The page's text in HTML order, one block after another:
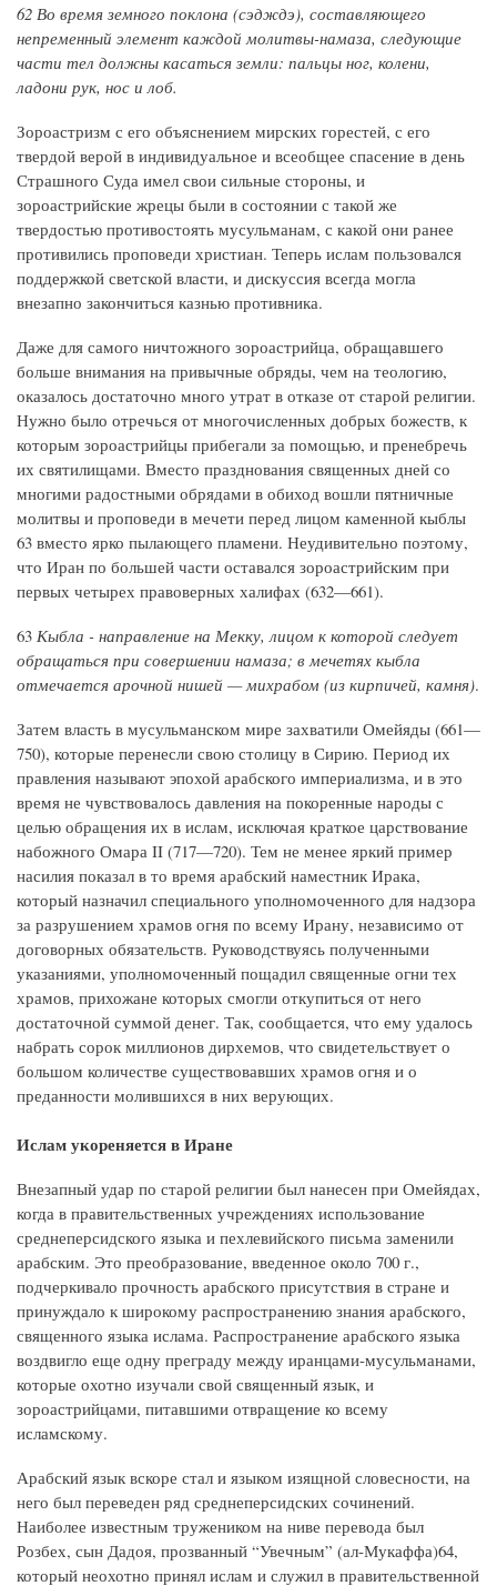
62 Во время земного поклона (сэдждэ), составляющего
непременный элемент каждой молитвы-намаза, следующие
части тел должны касаться земли: пальцы ног, колени,
ладони рук, нос и лоб.
Зороастризм с его объяснением мирских горестей, с его
твердой верой в индивидуальное и всеобщее спасение в день
Страшного Суда имел свои сильные стороны, и
зороастрийские жрецы были в состоянии с такой же
твердостью противостоять мусульманам, с какой они ранее
противились проповеди христиан. Теперь ислам пользовался
поддержкой светской власти, и дискуссия всегда могла
внезапно закончиться казнью противника.
Даже для самого ничтожного зороастрийца, обращавшего
больше внимания на привычные обряды, чем на теологию,
оказалось достаточно много утрат в отказе от старой религии.
Нужно было отречься от многочисленных добрых божеств, к
которым зороастрийцы прибегали за помощью, и пренебречь
их святилищами. Вместо празднования священных дней со
многими радостными обрядами в обиход вошли пятничные
молитвы и проповеди в мечети перед лицом каменной кыблы
63 вместо ярко пылающего пламени. Неудивительно поэтому,
что Иран по большей части оставался зороастрийским при
первых четырех правоверных халифах (632—661).
63 Кыбла - направление на Мекку, лицом к которой следует
обращаться при совершении намаза; в мечетях кыбла
отмечается арочной нишей — михрабом (из кирпичей, камня).
Затем власть в мусульманском мире захватили Омейяды (661—
750), которые перенесли свою столицу в Сирию. Период их
правления называют эпохой арабского империализма, и в это
время не чувствовалось давления на покоренные народы с
целью обращения их в ислам, исключая краткое царствование
набожного Омара II (717—720). Тем не менее яркий пример
насилия показал в то время арабский наместник Ирака,
который назначил специального уполномоченного для надзора
за разрушением храмов огня по всему Ирану, независимо от
договорных обязательств. Руководствуясь полученными
указаниями, уполномоченный пощадил священные огни тех
храмов, прихожане которых смогли откупиться от него
достаточной суммой денег. Так, сообщается, что ему удалось
набрать сорок миллионов дирхемов, что свидетельствует о
большом количестве существовавших храмов огня и о
преданности молившихся в них верующих.
Ислам укореняется в Иране
Внезапный удар по старой религии был нанесен при Омейядах,
когда в правительственных учреждениях использование
среднеперсидского языка и пехлевийского письма заменили
арабским. Это преобразование, введенное около 700 г.,
подчеркивало прочность арабского присутствия в стране и
принуждало к широкому распространению знания арабского,
священного языка ислама. Распространение арабского языка
воздвигло еще одну преграду между иранцами-мусульманами,
которые охотно изучали свой священный язык, и
зороастрийцами, питавшими отвращение ко всему
исламскому.
Арабский язык вскоре стал и языком изящной словесности, на
него был переведен ряд среднеперсидских сочинений.
Наиболее известным тружеником на ниве перевода был
Розбех, сын Дадоя, прозванный “Увечным” (ал-Мукаффа)64,
который неохотно принял ислам и служил в правительственной